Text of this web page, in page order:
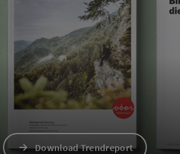
Download Trendreport